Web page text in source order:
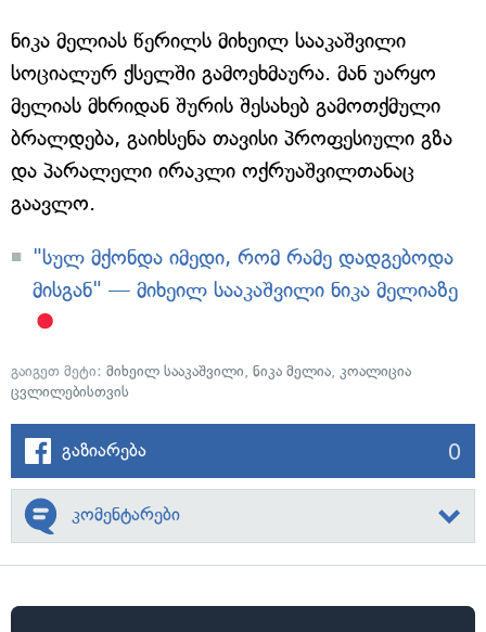
ნიკა მელიას წერილს მიხეილ სააკაშვილი
სოციალურ ქსელში გამოეხმაურა. მან უარყო
მელიას მხრიდან შურის შესახებ გამოთქმული
ბრალდება, გაიხსენა თავისი პროფესიული გზა
და პარალელი ირაკლი ოქრუაშვილთანაც
გაავლო.
"სულ მქონდა იმედი, რომ რამე დადგებოდა
მისგან" — მიხეილ სააკაშვილი ნიკა მელიაზე
გაიგეთ მეტი: მიხეილ სააკაშვილი, ნიკა მელია, კოალიცია
ცვლილებისთვის
გაზიარება 0
კომენტარები